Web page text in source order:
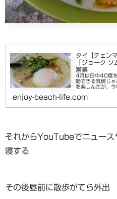
タイ【チェン
「ジョーク
営業
4月は日中40度
動できる気候じ
を楽しんだが、
と深夜になる。チ
enjoy-beach-life.com
それからYouTubeでニュー
寝する
その後昼前に散歩がてら外出